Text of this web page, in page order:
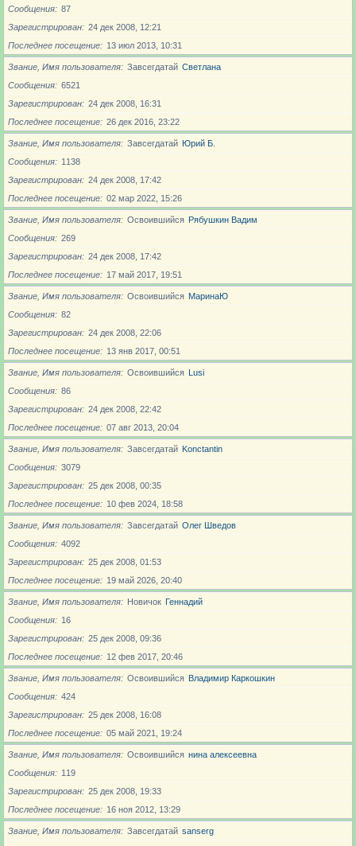
Сообщения
87
Зарегистрирован
24 дек 2008, 12:21
Последнее посещение
13 июл 2013, 10:31
Звание, Имя пользователя Завсегдатай Светлана
Сообщения
6521
Зарегистрирован
24 дек 2008, 16:31
Последнее посещение
26 дек 2016, 23:22
Звание, Имя пользователя Завсегдатай Юрий Б.
Сообщения
1138
Зарегистрирован
24 дек 2008, 17:42
Последнее посещение
02 мар 2022, 15:26
Звание, Имя пользователя Освоившийся Рябушкин Вадим
Сообщения
269
Зарегистрирован
24 дек 2008, 17:42
Последнее посещение
17 май 2017, 19:51
Звание, Имя пользователя Освоившийся МаринаЮ
Сообщения
82
Зарегистрирован
24 дек 2008, 22:06
Последнее посещение
13 янв 2017, 00:51
Звание, Имя пользователя Освоившийся Lusi
Сообщения
86
Зарегистрирован
24 дек 2008, 22:42
Последнее посещение
07 авг 2013, 20:04
Звание, Имя пользователя Завсегдатай Konctantin
Сообщения
3079
Зарегистрирован
25 дек 2008, 00:35
Последнее посещение
10 фев 2024, 18:58
Звание, Имя пользователя Завсегдатай Олег Шведов
Сообщения
4092
Зарегистрирован
25 дек 2008, 01:53
Последнее посещение
19 май 2026, 20:40
Звание, Имя пользователя Новичoк Геннадий
Сообщения
16
Зарегистрирован
25 дек 2008, 09:36
Последнее посещение
12 фев 2017, 20:46
Звание, Имя пользователя Освоившийся Владимир Каркошкин
Сообщения
424
Зарегистрирован
25 дек 2008, 16:08
Последнее посещение
05 май 2021, 19:24
Звание, Имя пользователя Освоившийся нина алексеевна
Сообщения
119
Зарегистрирован
25 дек 2008, 19:33
Последнее посещение
16 ноя 2012, 13:29
Звание, Имя пользователя Завсегдатай sanserg